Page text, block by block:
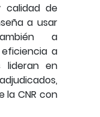
calidad de
a usar
a
a
lideran en
la CNR con